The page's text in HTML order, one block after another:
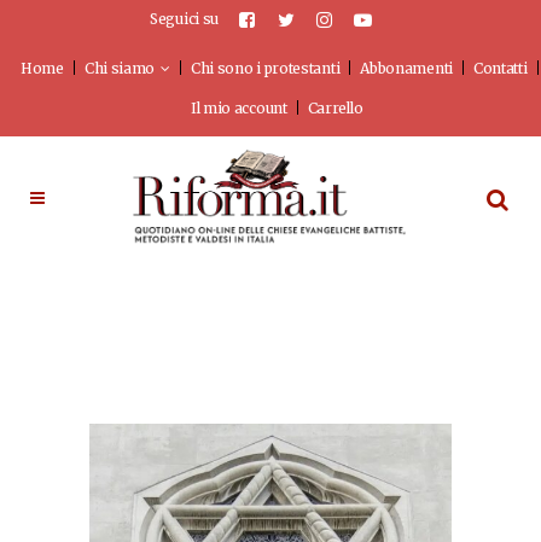
Seguici su
Home Chi siamo Chi sono i protestanti Abbonamenti Contatti
Il mio account Carrello